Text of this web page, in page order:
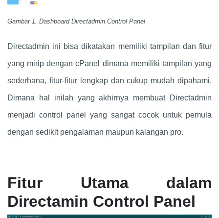
Gambar 1. Dashboard Directadmin Control Panel
Directadmin ini bisa dikatakan memiliki tampilan dan fitur
yang mirip dengan cPanel dimana memiliki tampilan yang
sederhana, fitur-fitur lengkap dan cukup mudah dipahami.
Dimana hal inilah yang akhirnya membuat Directadmin
menjadi control panel yang sangat cocok untuk pemula
dengan sedikit pengalaman maupun kalangan pro.
Fitur Utama dalam
Directamin Control Panel